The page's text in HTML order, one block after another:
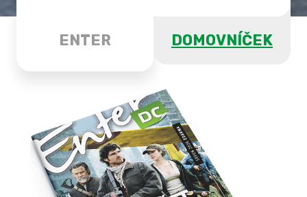
ENTER DOMOVNÍČEK